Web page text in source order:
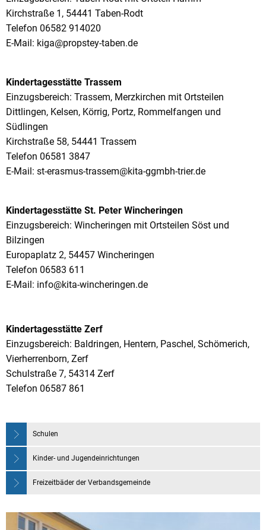
Kirchstraße 1, 54441 Taben-Rodt
Telefon 06582 914020
E-Mail: kiga@propstey-taben.de
Kindertagesstätte Trassem
Einzugsbereich: Trassem, Merzkirchen mit Ortsteilen
Dittlingen, Kelsen, Körrig, Portz, Rommelfangen und
Südlingen
Kirchstraße 58, 54441 Trassem
Telefon 06581 3847
E-Mail: st-erasmus-trassem@kita-ggmbh-trier.de
Kindertagesstätte St. Peter Wincheringen
Einzugsbereich: Wincheringen mit Ortsteilen Söst und
Bilzingen
Europaplatz 2, 54457 Wincheringen
Telefon 06583 611
E-Mail: info@kita-wincheringen.de
Kindertagesstätte Zerf
Einzugsbereich: Baldringen, Hentern, Paschel, Schömerich,
Vierherrenborn, Zerf
Schulstraße 7, 54314 Zerf
Telefon 06587 861
Schulen
Kinder- und Jugendeinrichtungen
Freizeitbäder der Verbandsgemeinde